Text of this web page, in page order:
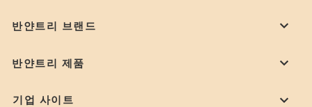
반얀트리 브랜드
반얀트리 제품
기업 사이트